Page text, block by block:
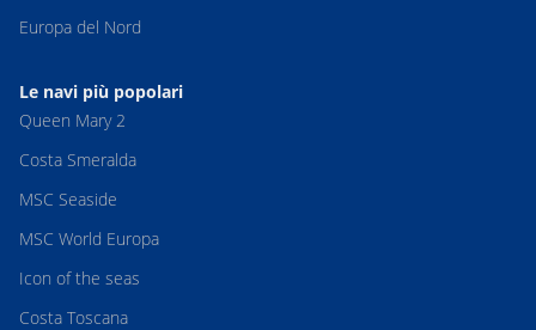
Europa del Nord
Le navi più popolari
Queen Mary 2
Costa Smeralda
MSC Seaside
MSC World Europa
Icon of the seas
Costa Toscana